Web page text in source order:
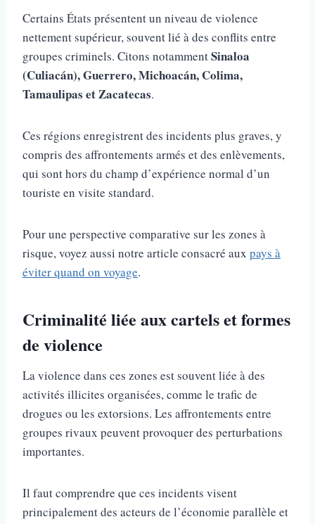
Certains États présentent un niveau de violence
nettement supérieur, souvent lié à des conflits entre
groupes criminels. Citons notammentSinaloa
(Culiacán), Guerrero, Michoacán, Colima,
Tamaulipas et Zacatecas.
Ces régions enregistrent des incidents plus graves, y
compris des affrontements armés et des enlèvements,
qui sont hors du champ d’expérience normal d’un
touriste en visite standard.
Pour une perspective comparative sur les zones à
risque, voyez aussi notre article consacré aux pays à
éviter quand on voyage.
Criminalité liée aux cartels et formes
de violence
La violence dans ces zones est souvent liée à des
activités illicites organisées, comme le trafic de
drogues ou les extorsions. Les affrontements entre
groupes rivaux peuvent provoquer des perturbations
importantes.
Il faut comprendre que ces incidents visent
principalement des acteurs de l’économie parallèle et